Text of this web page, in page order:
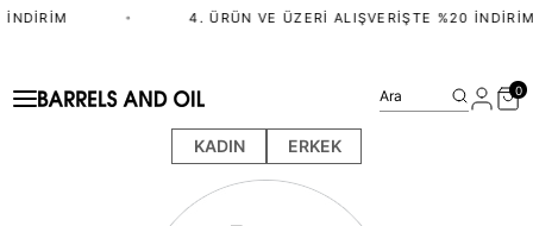
İNDIRIM • 4. ÜRÜN VE ÜZERI ALIŞVERIŞTE %20 İNDIRIM
KADIN ERKEK
Ara 0